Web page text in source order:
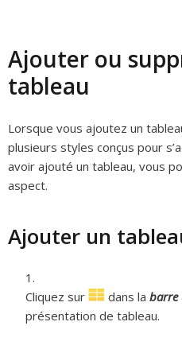
Ajouter ou
tableau
Lorsque vous ajoutez un
plusieurs styles conçus pour
avoir ajouté un tableau, vous
aspect.
Ajouter un
Cliquez sur dans la barre
présentation de tableau.